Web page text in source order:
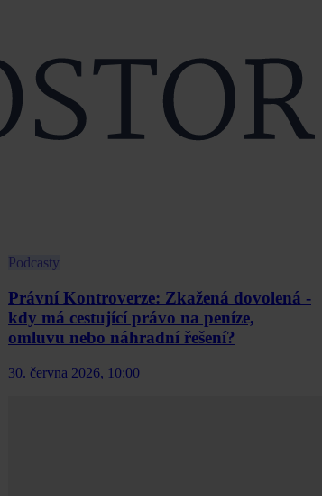
Podcasty
Právní Kontroverze: Zkažená dovolená -
kdy má cestující právo na peníze,
omluvu nebo náhradní řešení?
30. června 2026, 10:00